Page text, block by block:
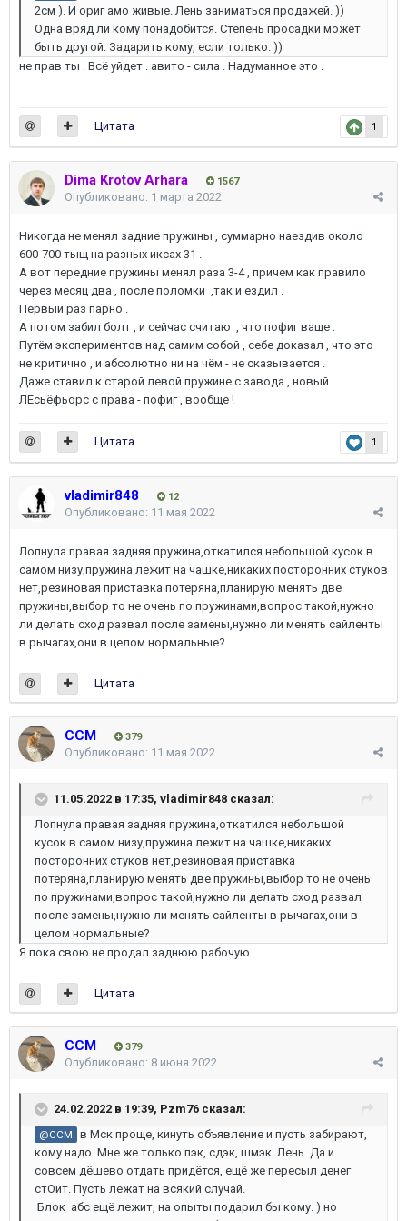
2см ). И ориг амо живые. Лень заниматься продажей. ))
Одна вряд ли кому понадобится. Степень просадки может
быть другой. Задарить кому, если только. ))
не прав ты . Всё уйдет . авито - сила . Надуманное это .
1
Цитата
Dima Krotov Arhara 1567
Опубликовано: 1 марта 2022
Никогда не менял задние пружины , суммарно наездив около
600-700 тыщ на разных иксах 31 .
А вот передние пружины менял раза 3-4 , причем как правило
через месяц два , после поломки ,так и ездил .
Первый раз парно .
А потом забил болт , и сейчас считаю , что пофиг ваще .
Путём экспериментов над самим собой , себе доказал , что это
не критично , и абсолютно ни на чём - не сказывается .
Даже ставил к старой левой пружине с завода , новый
ЛЕсьёфьорс с права - пофиг , вообще !
1
Цитата
vladimir848 12
Опубликовано: 11 мая 2022
Лопнула правая задняя пружина,откатился небольшой кусок в
самом низу,пружина лежит на чашке,никаких посторонних стуков
нет,резиновая приставка потеряна,планирую менять две
пружины,выбор то не очень по пружинами,вопрос такой,нужно
ли делать сход развал после замены,нужно ли менять сайленты
в рычагах,они в целом нормальные?
Цитата
ССМ 379
Опубликовано: 11 мая 2022
11.05.2022 в 17:35, vladimir848 сказал:
Лопнула правая задняя пружина,откатился небольшой
кусок в самом низу,пружина лежит на чашке,никаких
посторонних стуков нет,резиновая приставка
потеряна,планирую менять две пружины,выбор то не очень
по пружинами,вопрос такой,нужно ли делать сход развал
после замены,нужно ли менять сайленты в рычагах,они в
целом нормальные?
Я пока свою не продал заднюю рабочую...
Цитата
ССМ 379
Опубликовано: 8 июня 2022
24.02.2022 в 19:39, Pzm76 сказал:
@ССМ
в Мск проще, кинуть объявление и пусть забирают,
кому надо. Мне же только пэк, сдэк, шмэк. Лень. Да и
совсем дёшево отдать придётся, ещё же пересыл денег
стОит. Пусть лежат на всякий случай.
Блок абс ещё лежит, на опыты подарил бы кому. ) но